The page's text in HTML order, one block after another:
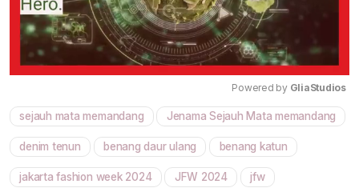
Mute
Powered by GliaStudios
sejauh mata memandang Jenama Sejauh Mata memandang
denim tenun benang daur ulang benang katun
jakarta fashion week 2024 JFW 2024 jfw